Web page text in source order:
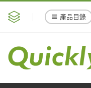
產品目錄